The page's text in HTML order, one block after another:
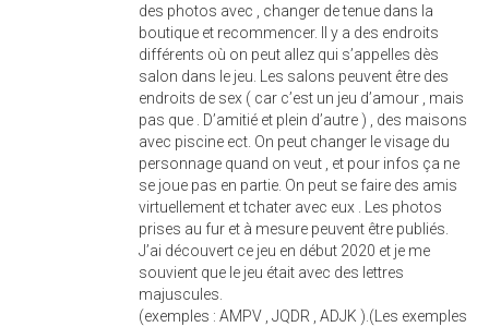
des photos avec , changer de tenue dans la
boutique et recommencer. Il y a des endroits
différents où on peut allez qui s’appelles dès
salon dans le jeu. Les salons peuvent être des
endroits de sex ( car c’est un jeu d’amour , mais
pas que . D’amitié et plein d’autre ) , des maisons
avec piscine ect. On peut changer le visage du
personnage quand on veut , et pour infos ça ne
se joue pas en partie. On peut se faire des amis
virtuellement et tchater avec eux . Les photos
prises au fur et à mesure peuvent être publiés.
J’ai découvert ce jeu en début 2020 et je me
souvient que le jeu était avec des lettres
majuscules.
(exemples : AMPV , JQDR , ADJK ).(Les exemples